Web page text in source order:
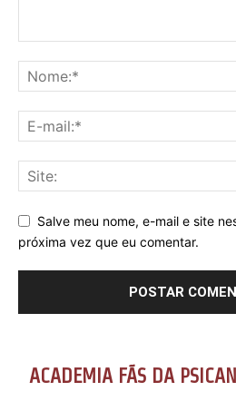
Salve meu nome, e-mail e site
próxima vez que eu comentar.
ACADEMIA FÃS DA